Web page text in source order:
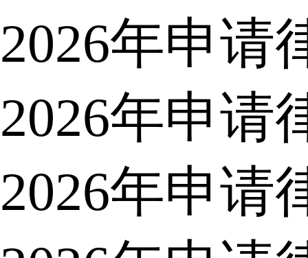
2026年申请
2026年申请
2026年申请